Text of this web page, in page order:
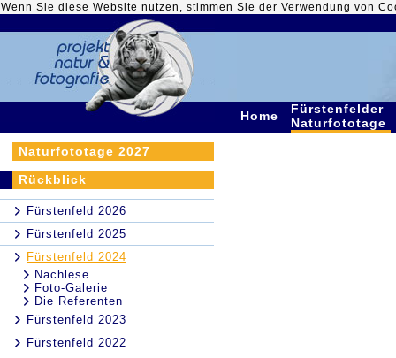
Wenn Sie diese Website nutzen, stimmen Sie der Verwendung von
Home
Fürstenfelder
Naturfototage
Naturfototage 2027
Rückblick
Fürstenfeld 2026
Fürstenfeld 2025
Fürstenfeld 2024
Nachlese
Foto-Galerie
Die Referenten
Fürstenfeld 2023
Fürstenfeld 2022